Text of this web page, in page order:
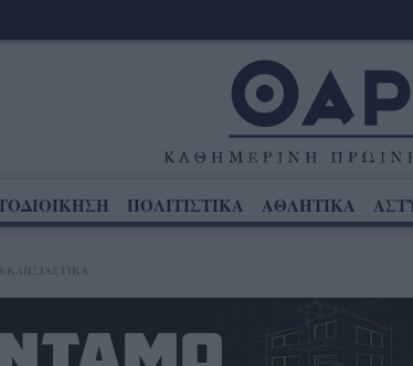
ΠΟΛΙΤΙΣΤΙΚΑ ΑΘΛΗΤΙΚΑ